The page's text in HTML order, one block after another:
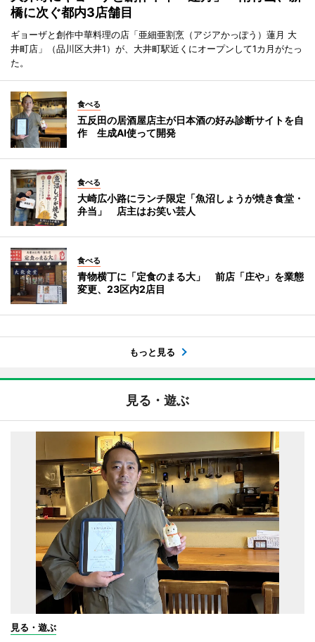
橋に次ぐ都内3店舗目
ギョーザと創作中華料理の店「亜細亜割烹（アジアかっぽう）蓮月 大
井町店」（品川区大井1）が、大井町駅近くにオープンして1カ月がたっ
た。
食べる
五反田の居酒屋店主が日本酒の好み診断サイトを自
作 生成AI使って開発
食べる
大崎広小路にランチ限定「魚沼しょうが焼き食堂・
弁当」 店主はお笑い芸人
食べる
青物横丁に「定食のまる大」 前店「庄や」を業態
変更、23区内2店目
もっと見る
見る・遊ぶ
見る・遊ぶ